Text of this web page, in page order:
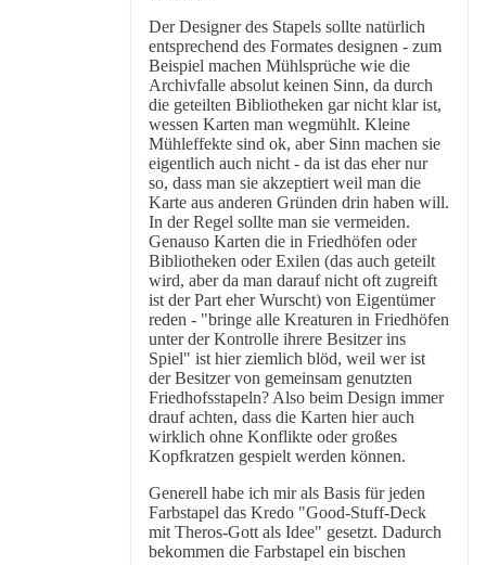
Der Designer des Stapels sollte natürlich
entsprechend des Formates designen - zum
Beispiel machen Mühlsprüche wie die
Archivfalle absolut keinen Sinn, da durch
die geteilten Bibliotheken gar nicht klar ist,
wessen Karten man wegmühlt. Kleine
Mühleffekte sind ok, aber Sinn machen sie
eigentlich auch nicht - da ist das eher nur
so, dass man sie akzeptiert weil man die
Karte aus anderen Gründen drin haben will.
In der Regel sollte man sie vermeiden.
Genauso Karten die in Friedhöfen oder
Bibliotheken oder Exilen (das auch geteilt
wird, aber da man darauf nicht oft zugreift
ist der Part eher Wurscht) von Eigentümer
reden - "bringe alle Kreaturen in Friedhöfen
unter der Kontrolle ihrere Besitzer ins
Spiel" ist hier ziemlich blöd, weil wer ist
der Besitzer von gemeinsam genutzten
Friedhofsstapeln? Also beim Design immer
drauf achten, dass die Karten hier auch
wirklich ohne Konflikte oder großes
Kopfkratzen gespielt werden können.
Generell habe ich mir als Basis für jeden
Farbstapel das Kredo "Good-Stuff-Deck
mit Theros-Gott als Idee" gesetzt. Dadurch
bekommen die Farbstapel ein bischen